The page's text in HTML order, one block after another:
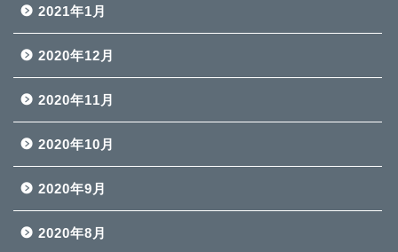
2021年1月
2020年12月
2020年11月
2020年10月
2020年9月
2020年8月